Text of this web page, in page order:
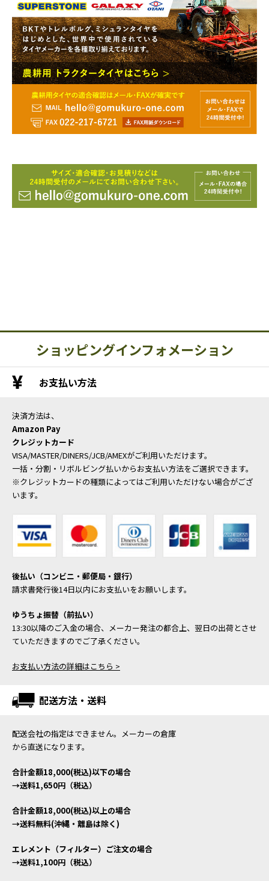
ショッピングインフォメーション
お支払い方法
決済方法は、
Amazon Pay
クレジットカード
VISA/MASTER/DINERS/JCB/AMEXがご利用いただけます。
一括・分割・リボルビング払いからお支払い方法をご選択できます。
※クレジットカードの種類によってはご利用いただけない場合がござ
います。
後払い（コンビニ・郵便局・銀行）
請求書発行後14日以内にお支払いをお願いします。
ゆうちょ振替（前払い）
13:30以降のご入金の場合、メーカー発注の都合上、翌日の出荷とさせ
ていただきますのでご了承ください。
お支払い方法の詳細はこちら >
配送方法・送料
配送会社の指定はできません。メーカーの倉庫
から直送になります。
合計金額18,000(税込)以下の場合
→送料1,650円（税込）
合計金額18,000(税込)以上の場合
→送料無料(沖縄・離島は除く)
エレメント（フィルター）ご注文の場合
→送料1,100円（税込）